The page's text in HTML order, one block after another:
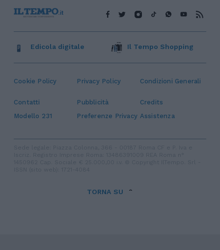
Cookie Policy Privacy Policy Condizioni Generali
Contatti Pubblicità
Credits
Modello 231
Preferenze Privacy Assistenza
Edicola digitale Il Tempo Shopping
TORNA SU